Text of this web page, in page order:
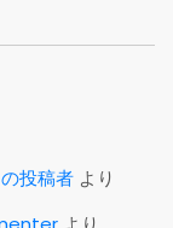
投稿者 より